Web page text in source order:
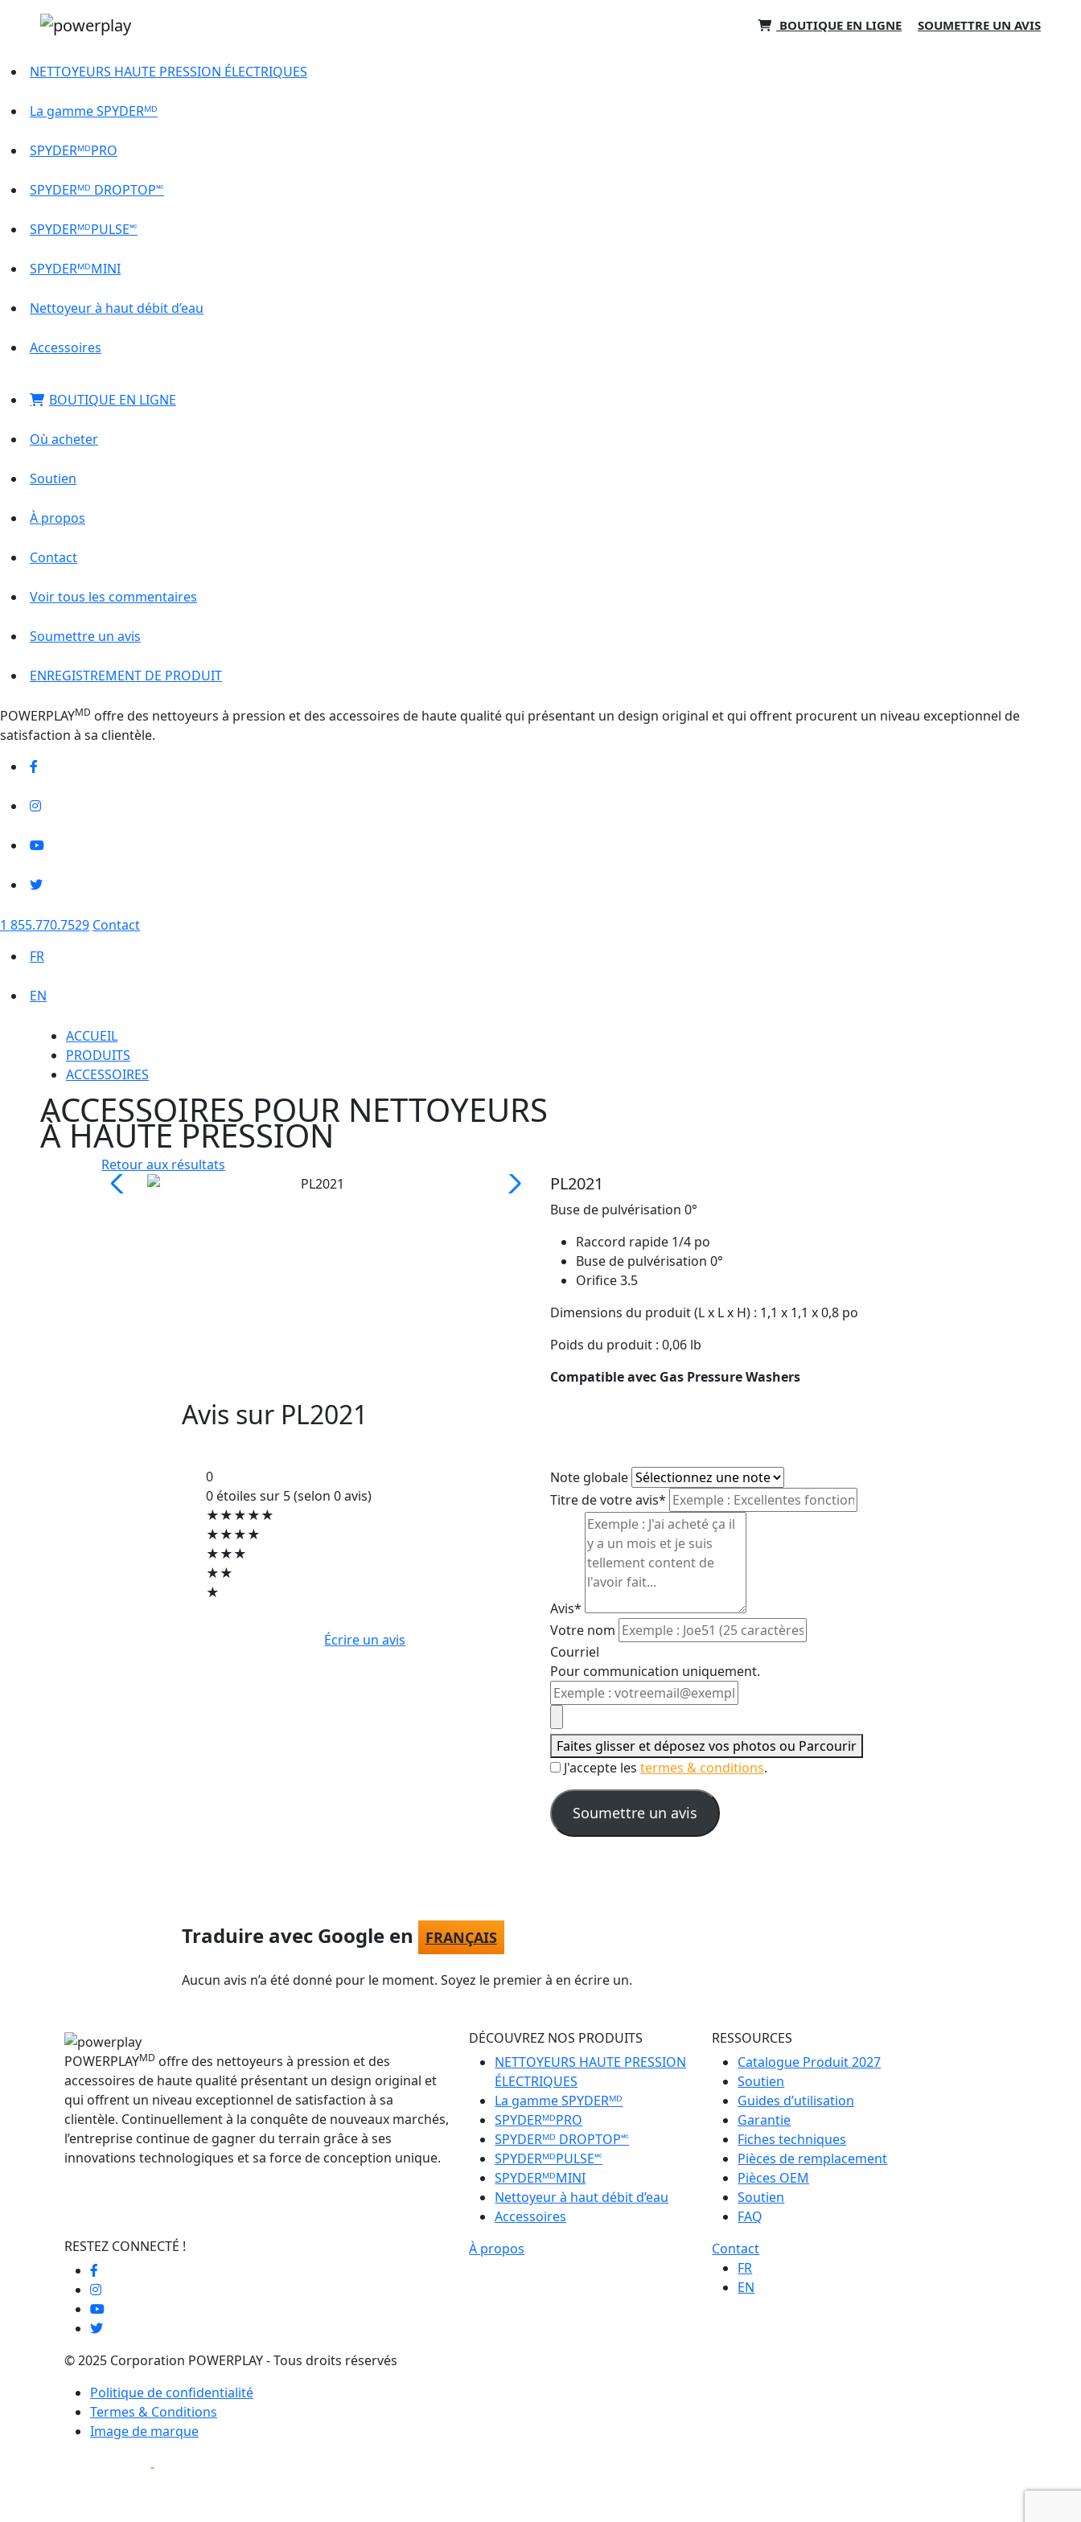
BOUTIQUE EN LIGNE SOUMETTRE UN AVIS
NETTOYEURS HAUTE PRESSION ÉLECTRIQUES
La gamme SPYDERᴹᴰ
SPYDERᴹᴰPRO
SPYDERᴹᴰ DROPTOP🅪
SPYDERᴹᴰPULSE🅪
SPYDERᴹᴰMINI
Nettoyeur à haut débit d’eau
Accessoires
BOUTIQUE EN LIGNE
Où acheter
Soutien
À propos
Contact
Voir tous les commentaires
Soumettre un avis
ENREGISTREMENT DE PRODUIT
POWERPLAYMD offre des nettoyeurs à pression et des accessoires de haute qualité qui présentant un design original et qui offrent procurent un niveau exceptionnel de
satisfaction à sa clientèle.
1 855.770.7529 Contact
FR
EN
ACCUEIL
PRODUITS
ACCESSOIRES
ACCESSOIRES POUR NETTOYEURS
À HAUTE PRESSION
Retour aux résultats
PL2021
Buse de pulvérisation 0°
Raccord rapide 1/4 po
Buse de pulvérisation 0°
Orifice 3.5
Dimensions du produit (L x L x H) : 1,1 x 1,1 x 0,8 po
Poids du produit : 0,06 lb
Compatible avec Gas Pressure Washers
Avis sur PL2021
0
0 étoiles sur 5 (selon 0 avis)
★★★★★
★★★★
★★★
★★
★
Écrire un avis
Note globale
Titre de votre avis*
Avis*
Votre nom
Courriel
Pour communication uniquement.
Faites glisser et déposez vos photos ou Parcourir
J'accepte les termes & conditions.
Soumettre un avis
Traduire avec Google en FRANÇAIS
Aucun avis n’a été donné pour le moment. Soyez le premier à en écrire un.
POWERPLAYMD offre des nettoyeurs à pression et des
accessoires de haute qualité présentant un design original et
qui offrent un niveau exceptionnel de satisfaction à sa
clientèle. Continuellement à la conquête de nouveaux marchés,
l’entreprise continue de gagner du terrain grâce à ses
innovations technologiques et sa force de conception unique.
DÉCOUVREZ NOS PRODUITS
NETTOYEURS HAUTE PRESSION
ÉLECTRIQUES
La gamme SPYDERᴹᴰ
SPYDERᴹᴰPRO
SPYDERᴹᴰ DROPTOP🅪
SPYDERᴹᴰPULSE🅪
SPYDERᴹᴰMINI
Nettoyeur à haut débit d’eau
Accessoires
RESSOURCES
Catalogue Produit 2027
Soutien
Guides d’utilisation
Garantie
Fiches techniques
Pièces de remplacement
Pièces OEM
Soutien
FAQ
RESTEZ CONNECTÉ !
À propos
Contact
FR
EN
© 2025 Corporation POWERPLAY - Tous droits réservés
Politique de confidentialité
Termes & Conditions
Image de marque